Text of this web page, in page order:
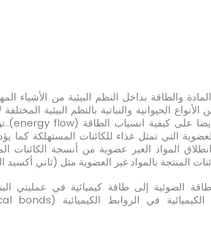
والطاقة بداخل النظم البيئية من الأشياء
الحيوانية والنباتية بالنظم البيئية
على كيفية انسياب الطاقة (energy flow
التي تمثل غذاء للكائنات المستهلكة كما
المواد الغير عضوية من أنسجة الكائنات
المنتجة بالمواد غير العضوية مثل (ثاني أكسيد
الضوئية إلى طاقة كيميائية في عمليتي
في الروابط الكيميائية (bonds